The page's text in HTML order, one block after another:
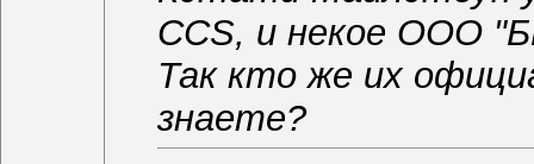
CCS, и некое ООО
Так кто же их
знаете?